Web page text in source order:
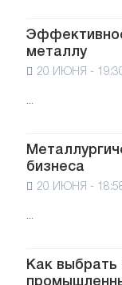
металлу
20 ИЮНЯ -
...
бизнеса
20 ИЮНЯ -
...
Как